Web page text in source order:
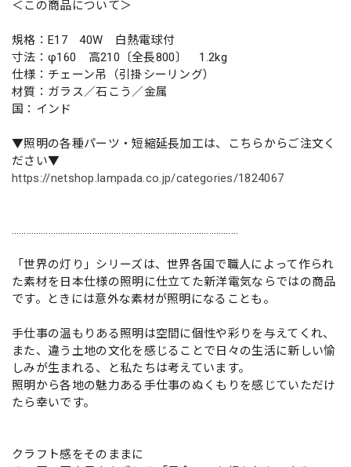
＜この商品について＞
規格：E17 40W 白熱電球付
寸法：φ160 高210〔全長800〕 1.2kg
仕様：チェーン吊（引掛シーリング）
材質：ガラス／石こう／金属
国：インド
▼照明の各種パーツ・短縮延長加工は、こちらからご注文く
ださい▼
https://netshop.lampada.co.jp/categories/1824067
…………………………………………………………………………………
「世界の灯り」シリーズは、世界各国で職人によって作られ
た素材を日本仕様の照明に仕立てた新洋電気ならではの商品
です。ときには意外な素材が照明になることも。
手仕事の温もりある照明は空間に個性や彩りを与えてくれ、
また、違う土地の文化を感じることで日々の生活に新しい愉
しみが生まれる、と私たちは考えています。
照明から各地の魅力ある手仕事のぬくもりを感じていただけ
たら幸いです。
クラフト感をそのままに